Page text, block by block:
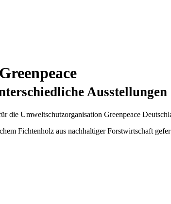
Ausstellungen
die Umweltschutzorganisation Greenpeace
Fichtenholz aus nachhaltiger Forstwirtschaft